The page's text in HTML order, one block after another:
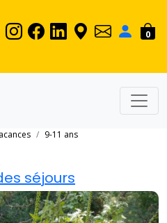
0
9-11 ans
séjours